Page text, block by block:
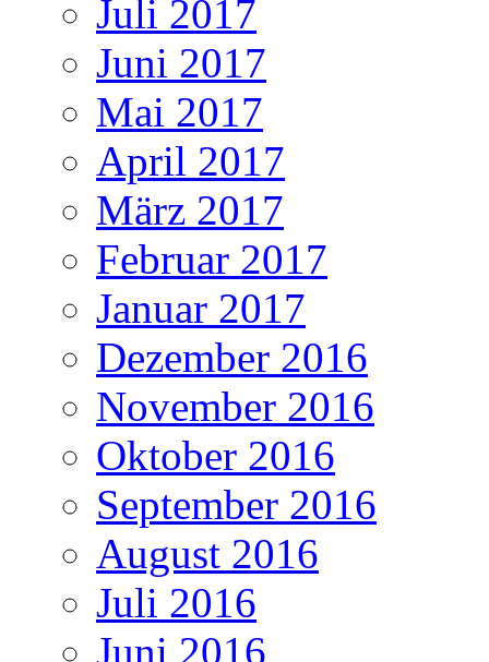
Juli 2017
Juni 2017
Mai 2017
April 2017
März 2017
Februar 2017
Januar 2017
Dezember 2016
November 2016
Oktober 2016
September 2016
August 2016
Juli 2016
Juni 2016